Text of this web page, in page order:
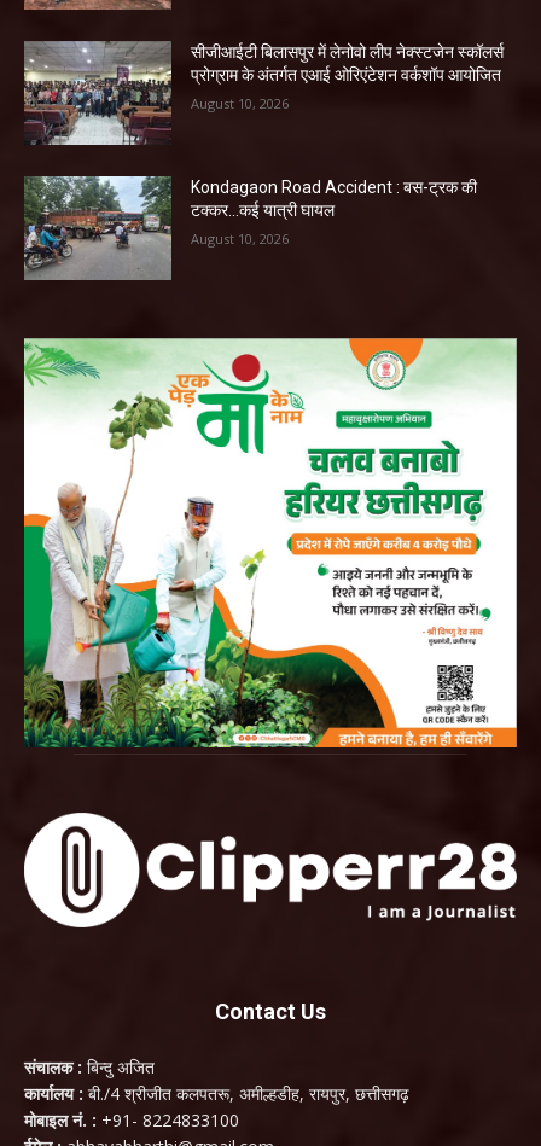
सीजीआईटी बिलासपुर में लेनोवो लीप नेक्स्टजेन स्कॉलर्स
प्रोग्राम के अंतर्गत एआई ओरिएंटेशन वर्कशॉप आयोजित
August 10, 2026
Kondagaon Road Accident : बस-ट्रक की
टक्कर…कई यात्री घायल
August 10, 2026
Contact Us
संचालक : बिन्दु अजित
कार्यालय : बी./4 श्रीजीत कलपतरू, अमील्हडीह, रायपुर, छत्तीसगढ़
मोबाइल नं. : +91- 8224833100